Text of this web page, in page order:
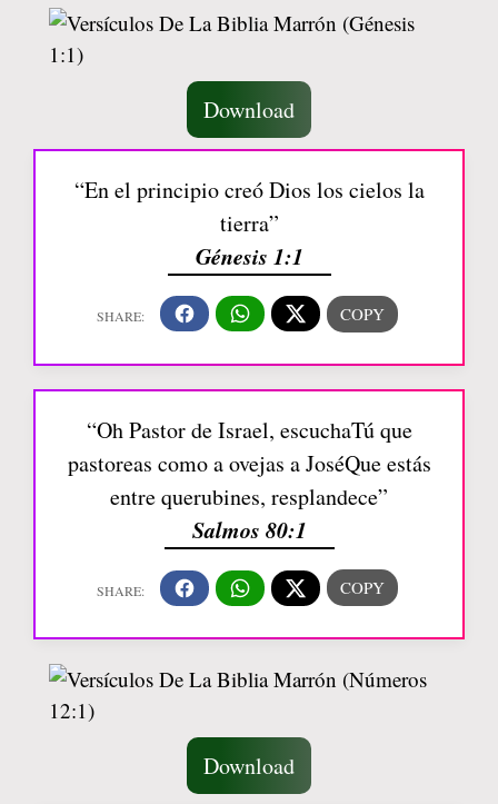
Download
“En el principio creó Dios los cielos la
tierra”
Génesis 1:1
“Oh Pastor de Israel, escuchaTú que
pastoreas como a ovejas a JoséQue estás
entre querubines, resplandece”
Salmos 80:1
Download